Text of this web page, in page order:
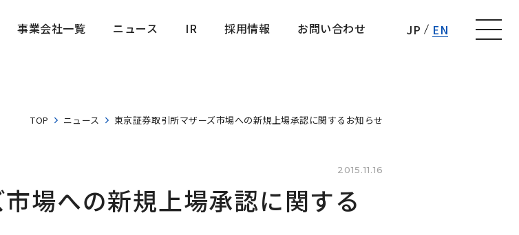
事業会社一覧
ニュース
IR
採用情報
お問い合わせ
JP EN
TOP ニュース 東京証券取引所マザーズ市場への新規上場承認に関するお知らせ
2015.11.16
場への新規上場承認に関する